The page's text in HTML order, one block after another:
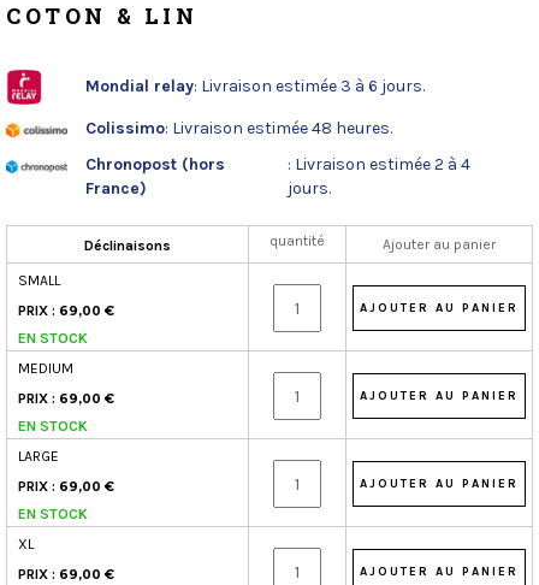
COTON & LIN
Mondial relay: Livraison estimée 3 à 6 jours.
Colissimo: Livraison estimée 48 heures.
Chronopost (hors
France)
: Livraison estimée 2 à 4
jours.
Déclinaisons quantité Ajouter au panier
SMALL
PRIX : 69,00 €
EN STOCK
MEDIUM
PRIX : 69,00 €
EN STOCK
LARGE
PRIX : 69,00 €
EN STOCK
XL
PRIX : 69,00 €